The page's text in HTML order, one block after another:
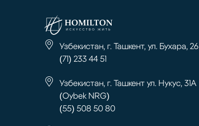
Узбекистан, г. Ташкент, ул. Бухара, 26
(71) 233 44 51
Узбекистан, г. Ташкент ул. Нукус, 31А
(Oybek NRG)
(55) 508 50 80